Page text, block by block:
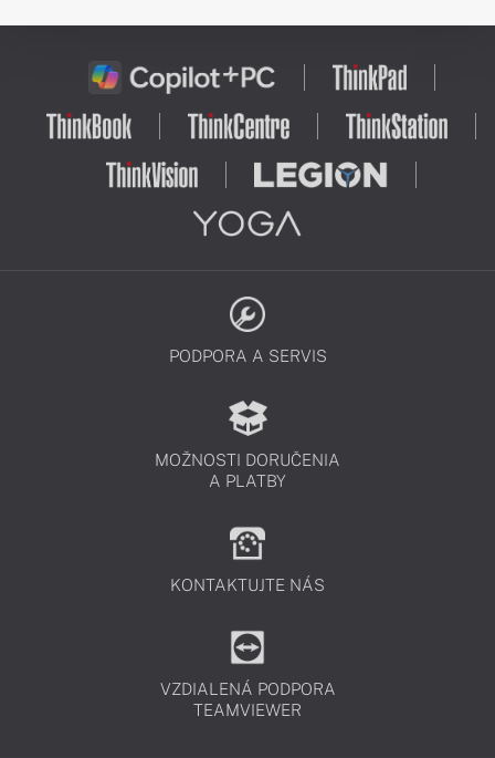
PODPORA A SERVIS
MOŽNOSTI DORUČENIA
A PLATBY
KONTAKTUJTE NÁS
VZDIALENÁ PODPORA
TEAMVIEWER